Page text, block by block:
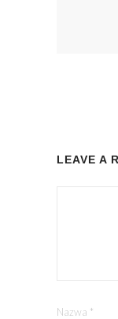
LEAVE A
Nazwa *